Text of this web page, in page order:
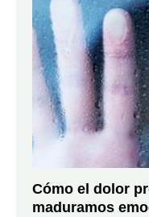
Cómo el dolor
maduramos